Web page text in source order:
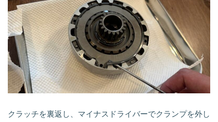
クラッチを裏返し、マイナスドライバーでクランプを外し